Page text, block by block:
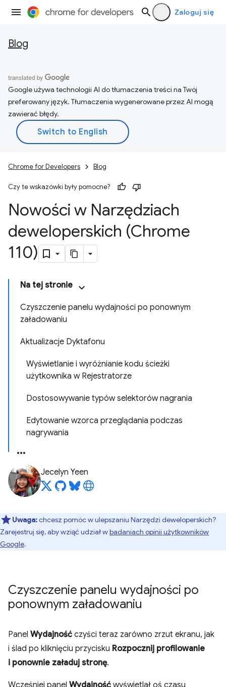
Zaloguj się
Blog
Google używa technologii AI do tłumaczenia treści na Twój
preferowany język. Tłumaczenia wygenerowane przez AI mogą
zawierać błędy.
Chrome for Developers Blog
Czy te wskazówki były pomocne?
Nowości w Narzędziach
deweloperskich (Chrome
110)
Na tej stronie
Czyszczenie panelu wydajności po ponownym
załadowaniu
Aktualizacje Dyktafonu
Wyświetlanie i wyróżnianie kodu ścieżki
użytkownika w Rejestratorze
Dostosowywanie typów selektorów nagrania
Edytowanie wzorca przeglądania podczas
nagrywania
Jecelyn Yeen
Uwaga:chcesz pomóc w ulepszaniu Narzędzi deweloperskich?
Zarejestruj się, aby wziąć udział wbadaniach opinii użytkowników
Google.
Czyszczenie panelu wydajności po
ponownym załadowaniu
Panel Wydajność czyści teraz zarówno zrzut ekranu, jak
i ślad po kliknięciu przycisku Rozpocznij profilowanie
i ponownie załaduj stronę.
Wcześniej panel Wydajność wyświetlał oś czasu